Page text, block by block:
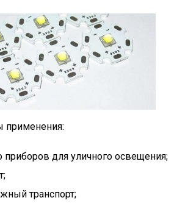
приборов для уличного освещения;
транспорт;